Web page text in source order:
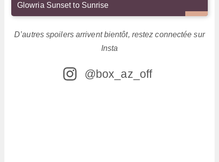
Glowria Sunset to Sunrise
D’autres spoilers arrivent bientôt, restez connectée sur
Insta
@box_az_off